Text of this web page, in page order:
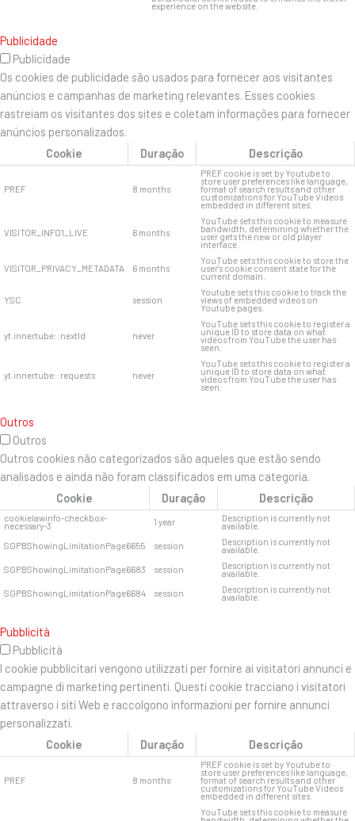
experience on the website.
Publicidade
Publicidade
Os cookies de publicidade são usados ​​para fornecer aos visitantes
anúncios e campanhas de marketing relevantes. Esses cookies
rastreiam os visitantes dos sites e coletam informações para fornecer
anúncios personalizados.
Cookie
Duração Descrição
PREF 8 months
PREF cookie is set by Youtube to
store user preferences like language,
format of search results and other
customizations for YouTube Videos
embedded in different sites.
VISITOR_INFO1_LIVE 6 months
YouTube sets this cookie to measure
bandwidth, determining whether the
user gets the new or old player
interface.
VISITOR_PRIVACY_METADATA 6 months
YouTube sets this cookie to store the
user's cookie consent state for the
current domain.
YSC session
Youtube sets this cookie to track the
views of embedded videos on
Youtube pages.
yt.innertube::nextId never
YouTube sets this cookie to register a
unique ID to store data on what
videos from YouTube the user has
seen.
yt.innertube::requests never
YouTube sets this cookie to register a
unique ID to store data on what
videos from YouTube the user has
seen.
Outros
Outros
Outros cookies não categorizados são aqueles que estão sendo
analisados ​​e ainda não foram classificados em uma categoria.
Cookie
Duração Descrição
cookielawinfo-checkbox-
necessary-3 1 year Description is currently not
available.
SGPBShowingLimitationPage6655
session Description is currently not
available.
SGPBShowingLimitationPage6683
session Description is currently not
available.
SGPBShowingLimitationPage6684
session Description is currently not
available.
Pubblicità
Pubblicità
I cookie pubblicitari vengono utilizzati per fornire ai visitatori annunci e
campagne di marketing pertinenti. Questi cookie tracciano i visitatori
attraverso i siti Web e raccolgono informazioni per fornire annunci
personalizzati.
Cookie
Duração Descrição
PREF 8 months
PREF cookie is set by Youtube to
store user preferences like language,
format of search results and other
customizations for YouTube Videos
embedded in different sites.
YouTube sets this cookie to measure